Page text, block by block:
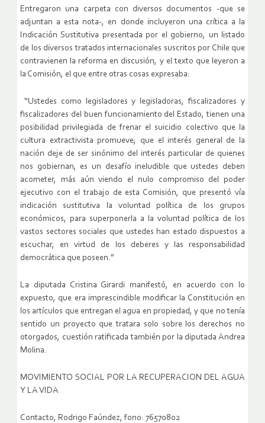
Entregaron una carpeta con diversos documentos -que se
adjuntan a esta nota-, en donde incluyeron una crítica a la
Indicación Sustitutiva presentada por el gobierno, un listado
de los diversos tratados internacionales suscritos por Chile que
contravienen la reforma en discusión, y el texto que leyeron a
la Comisión, el que entre otras cosas expresaba:
“Ustedes como legisladores y legisladoras, fiscalizadores y
fiscalizadores del buen funcionamiento del Estado, tienen una
posibilidad privilegiada de frenar el suicidio colectivo que la
cultura extractivista promueve; que el interés general de la
nación deje de ser sinónimo del interés particular de quienes
nos gobiernan, es un desafío ineludible que ustedes deben
acometer, más aún viendo el nulo compromiso del poder
ejecutivo con el trabajo de esta Comisión, que presentó vía
indicación sustitutiva la voluntad política de los grupos
económicos, para superponerla a la voluntad política de los
vastos sectores sociales que ustedes han estado dispuestos a
escuchar, en virtud de los deberes y las responsabilidad
democrática que poseen.”
La diputada Cristina Girardi manifestó, en acuerdo con lo
expuesto, que era imprescindible modificar la Constitución en
los artículos que entregan el agua en propiedad, y que no tenía
sentido un proyecto que tratara solo sobre los derechos no
otorgados, cuestión ratificada también por la diputada Andrea
Molina.
MOVIMIENTO SOCIAL POR LA RECUPERACION DEL AGUA
Y LA VIDA
Contacto, Rodrigo Faúndez, fono: 76570802